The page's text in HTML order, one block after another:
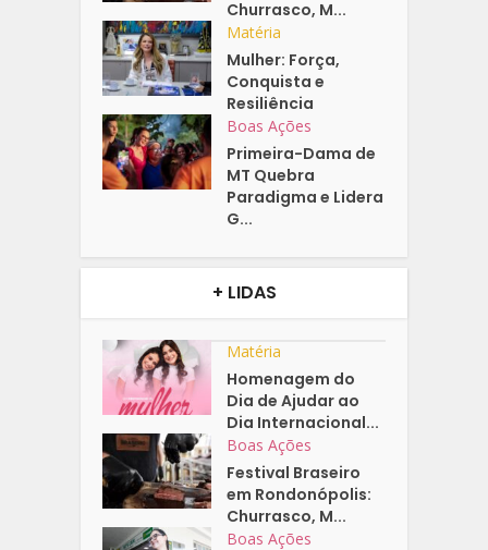
Churrasco, M...
Matéria
Mulher: Força,
Conquista e
Resiliência
Boas Ações
Primeira-Dama de
MT Quebra
Paradigma e Lidera
G...
+ LIDAS
Matéria
Homenagem do
Dia de Ajudar ao
Dia Internacional...
Boas Ações
Festival Braseiro
em Rondonópolis:
Churrasco, M...
Boas Ações